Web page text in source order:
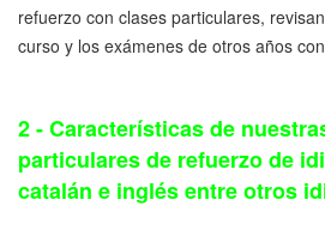
refuerzo con clases particulares,
curso y los exámenes de otros años
2 - Características de
particulares de refuerzo de
catalán e inglés entre otros